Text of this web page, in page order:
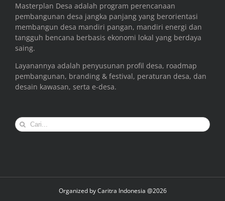
Masterplan Desa adalah program perencanaan
pembangunan desa jangka panjang yang berorientasi
membangun desa mandiri pangan, mandiri energi dan
tangguh bencana berbasis ekonomi lokal yang berdaya
saing.
Layanannya adalah penyusunan profil desa, roadmap
pembangunan, branding & festival, peraturan desa, dan
desain kawasan, serta e-desa.
Search
for:
Organized byCaritra Indonesia @2026